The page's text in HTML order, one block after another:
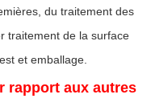
du traitement des
traitement de la surface
et emballage.
rapport aux autres